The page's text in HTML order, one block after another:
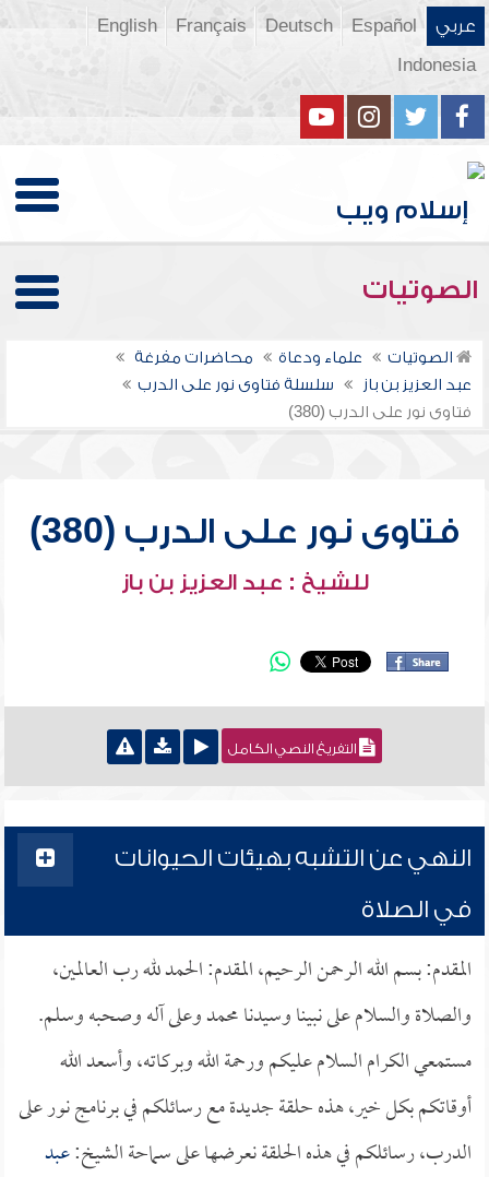
عربي Español
Deutsch
Français
English
Indonesia
الصوتيات
الصوتيات علماء ودعاة
محاضرات مفرغة
عبد العزيز بن باز
سلسلة فتاوى نور على الدرب
فتاوى نور على الدرب (380)
فتاوى نور على الدرب (380)
للشيخ : عبد العزيز بن باز
التفريغ النصي الكامل
النهي عن التشبه بهيئات الحيوانات
في الصلاة
المقدم: بسم الله الرحمن الرحيم، المقدم: الحمد لله رب العالمين،
والصلاة والسلام على نبينا وسيدنا محمد وعلى آله وصحبه وسلم.
مستمعي الكرام السلام عليكم ورحمة الله وبركاته، وأسعد الله
أوقاتكم بكل خير، هذه حلقة جديدة مع رسائلكم في برنامج نور على
الدرب، رسائلكم في هذه الحلقة نعرضها على سماحة الشيخ:عبد